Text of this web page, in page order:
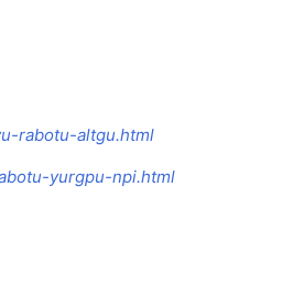
rabotu-altgu.html
yurgpu-npi.html